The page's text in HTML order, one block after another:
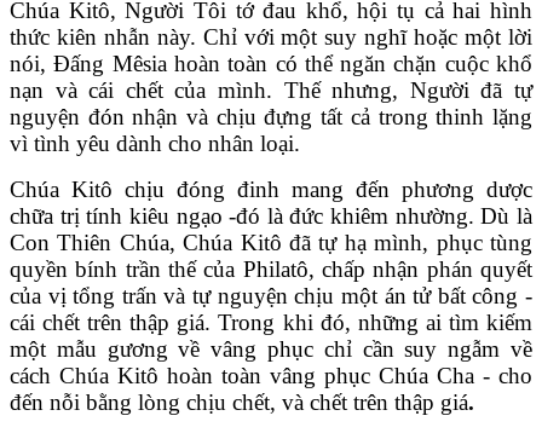
Chúa Kitô, Người Tôi tớ đau khổ, hội tụ cả hai hình
thức kiên nhẫn này. Chỉ với một suy nghĩ hoặc một lời
nói, Đấng Mêsia hoàn toàn có thể ngăn chặn cuộc khổ
nạn và cái chết của mình. Thế nhưng, Người đã tự
nguyện đón nhận và chịu đựng tất cả trong thinh lặng
vì tình yêu dành cho nhân loại.
Chúa Kitô chịu đóng đinh mang đến phương dược
chữa trị tính kiêu ngạo -đó là đức khiêm nhường. Dù là
Con Thiên Chúa, Chúa Kitô đã tự hạ mình, phục tùng
quyền bính trần thế của Philatô, chấp nhận phán quyết
của vị tổng trấn và tự nguyện chịu một án tử bất công -
cái chết trên thập giá. Trong khi đó, những ai tìm kiếm
một mẫu gương về vâng phục chỉ cần suy ngẫm về
cách Chúa Kitô hoàn toàn vâng phục Chúa Cha - cho
đến nỗi bằng lòng chịu chết, và chết trên thập giá.